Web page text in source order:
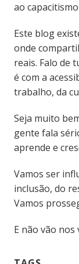
ao
Este blog
onde
reais. Falo de
é com a
trabalho, da
Seja muito
gente fala
aprende e
Vamos ser
inclusão, do
Vamos
E não vão nos